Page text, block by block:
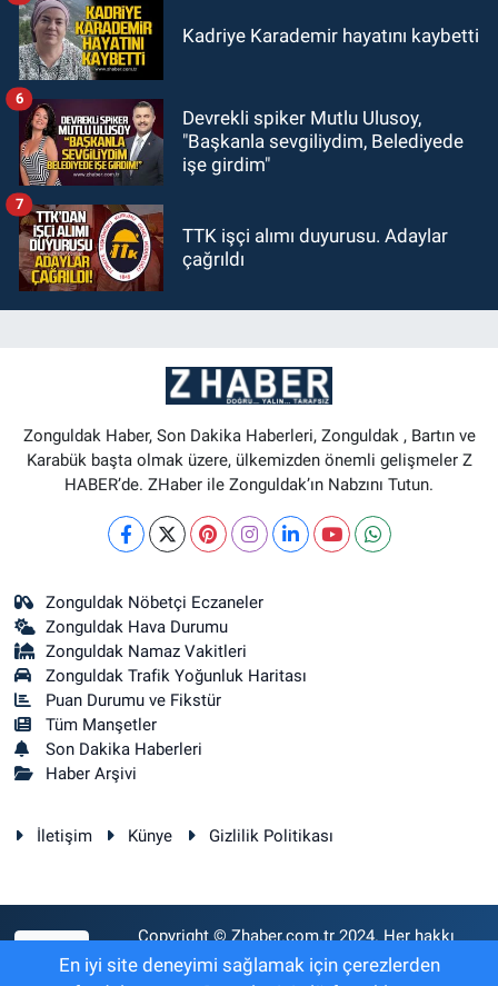
Kadriye Karademir hayatını kaybetti
Devrekli spiker Mutlu Ulusoy,
"Başkanla sevgiliydim, Belediyede
işe girdim"
6
TTK işçi alımı duyurusu. Adaylar
çağrıldı
7
Zonguldak Haber, Son Dakika Haberleri, Zonguldak , Bartın ve
Karabük başta olmak üzere, ülkemizden önemli gelişmeler Z
HABER’de. ZHaber ile Zonguldak’ın Nabzını Tutun.
Zonguldak Nöbetçi Eczaneler
Zonguldak Hava Durumu
Zonguldak Namaz Vakitleri
Zonguldak Trafik Yoğunluk Haritası
Puan Durumu ve Fikstür
Tüm Manşetler
Son Dakika Haberleri
Haber Arşivi
İletişim Künye Gizlilik Politikası
Copyright © Zhaber.com.tr 2024. Her hakkı
saklıdır.
En iyi site deneyimi sağlamak için çerezlerden